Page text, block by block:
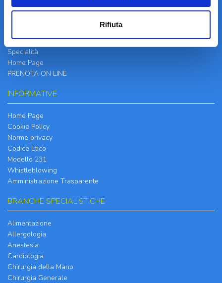
Rifiuta
Il Centro
Specialità
Home Page
PRENOTA ON LINE
INFORMATIVE
Home Page
Cookie Policy
Norme privacy
Codice Etico
Modello 231
Whistleblowing
Amministrazione Trasparente
BRANCHE SPECIALISTICHE
Alimentazione
Allergologia
Anestesia
Cardiologia
Chirurgia della Mano
Chirurgia Generale